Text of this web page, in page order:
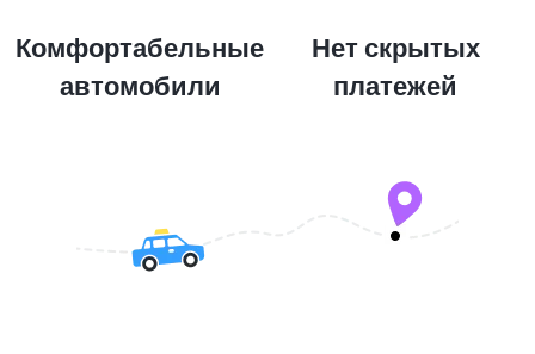
Комфортабельные
автомобили
Нет скрытых
платежей